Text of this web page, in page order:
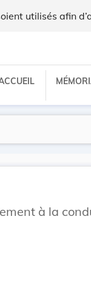
utilisés afin
à la